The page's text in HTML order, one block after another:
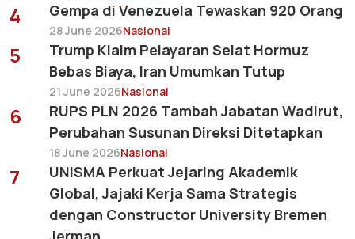
4 Gempa di Venezuela Tewaskan 920 Orang
28 June 2026Nasional
5
Trump Klaim Pelayaran Selat Hormuz
Bebas Biaya, Iran Umumkan Tutup
21 June 2026Nasional
6
RUPS PLN 2026 Tambah Jabatan Wadirut,
Perubahan Susunan Direksi Ditetapkan
18 June 2026Nasional
7
UNISMA Perkuat Jejaring Akademik
Global, Jajaki Kerja Sama Strategis
dengan Constructor University Bremen